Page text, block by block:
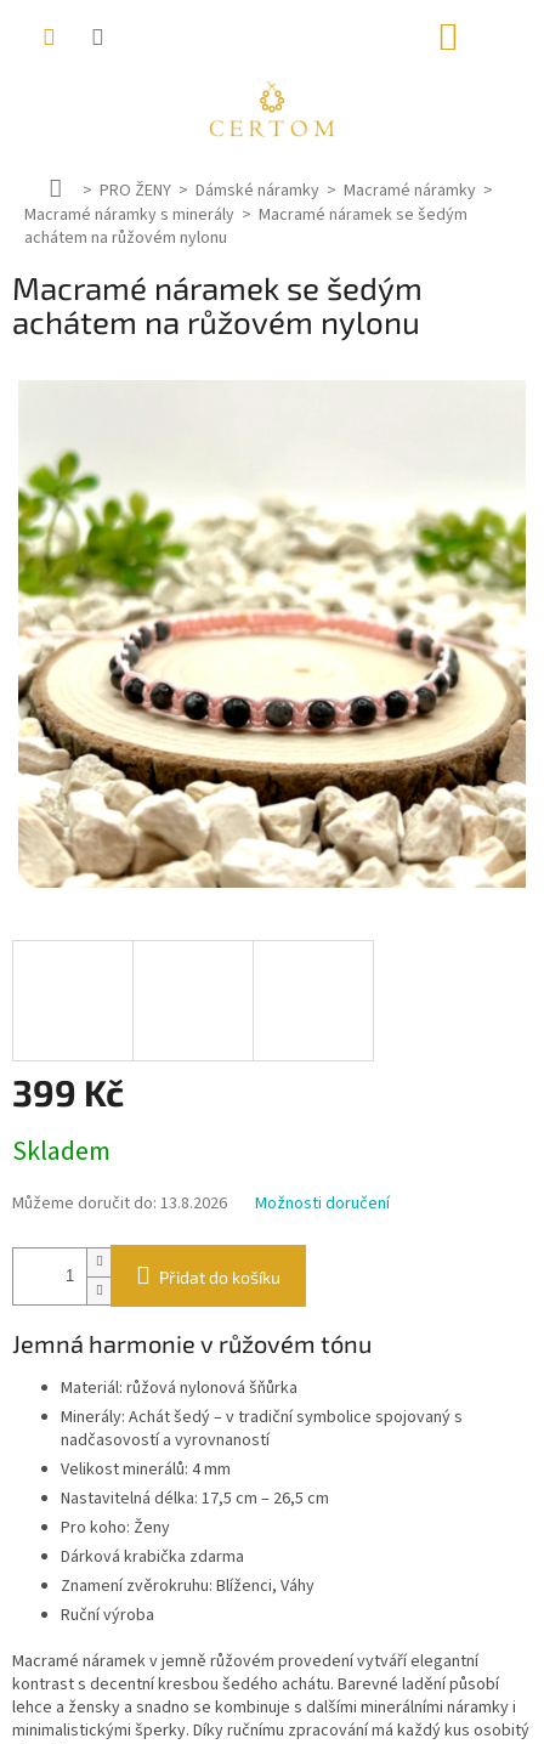
D
o
m
PRO ŽENY Dámské náramky
Macramé náramky
Macramé náramky s minerály
Macramé náramek se šedým
achátem na růžovém nylonu
Macramé náramek se šedým
achátem na růžovém nylonu
399 Kč
cena:
Skladem
Můžeme doručit do: 13.8.2026 Možnosti doručení
Přidat do košíku
Jemná harmonie v růžovém tónu
Materiál: růžová nylonová šňůrka
Minerály: Achát šedý – v tradiční symbolice spojovaný s
nadčasovostí a vyrovnaností
Velikost minerálů: 4 mm
Nastavitelná délka: 17,5 cm – 26,5 cm
Pro koho: Ženy
Dárková krabička zdarma
Znamení zvěrokruhu: Blíženci, Váhy
Ruční výroba
Macramé náramek v jemně růžovém provedení vytváří elegantní
kontrast s decentní kresbou šedého achátu. Barevné ladění působí
lehce a žensky a snadno se kombinuje s dalšími minerálními náramky i
minimalistickými šperky. Díky ručnímu zpracování má každý kus osobitý